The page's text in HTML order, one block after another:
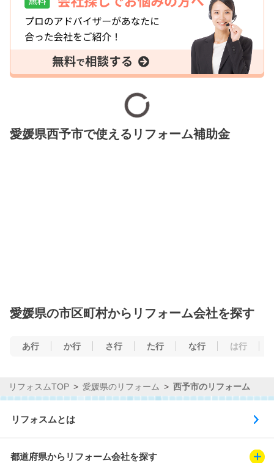
愛媛県西予市で使えるリフォーム補助金
愛媛県の市区町村からリフォーム会社を探す
あ行 か行 さ行 た行 な行 は行
リフォスムTOP 愛媛県のリフォーム 西予市のリフォーム
リフォスムとは
都道府県からリフォーム会社を探す